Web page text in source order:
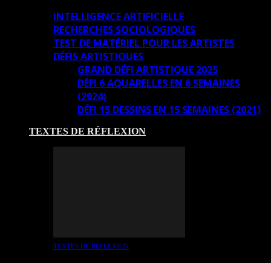
INTELLIGENCE ARTIFICIELLE
RECHERCHES SOCIOLOGIQUES
TEST DE MATÉRIEL POUR LES ARTISTES
DÉFIS ARTISTIQUES
GRAND DÉFI ARTISTIQUE 2025
DÉFI 6 AQUARELLES EN 6 SEMAINES
(2024)
DÉFI 15 DESSINS EN 15 SEMAINES (2021)
TEXTES DE RÉFLEXION
TEXTES DE RÉFLEXION